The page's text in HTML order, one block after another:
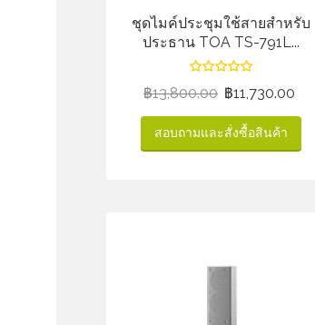
ชุดไมค์ประชุมใช้สายสำหรับ
ประธาน TOA TS-791L...
฿13,800.00 ฿11,730.00
สอบถามและสั่งซื้อสินค้า